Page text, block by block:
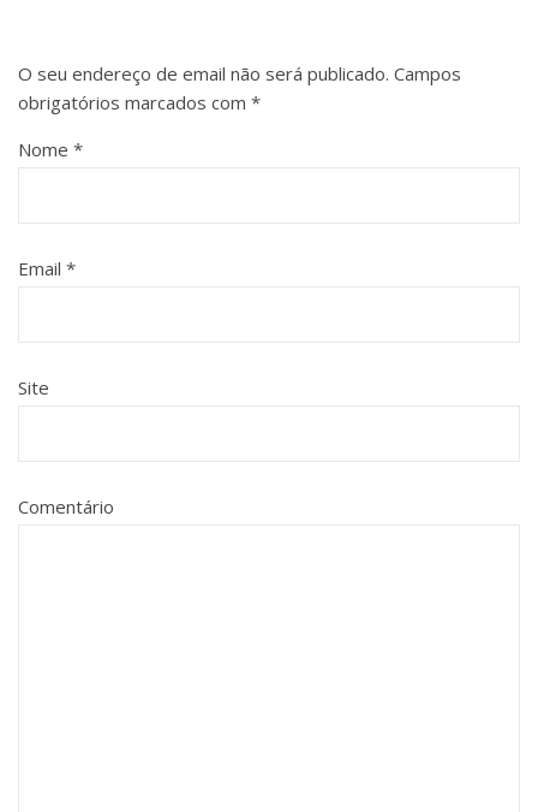
O seu endereço de email não será publicado. Campos
obrigatórios marcados com *
Nome *
Email *
Site
Comentário